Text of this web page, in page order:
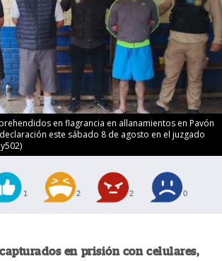
en flagrancia en allanamientos en Pavón
este sábado 8 de agosto en el juzgado
1 2 2 0
en prisión con celulares,